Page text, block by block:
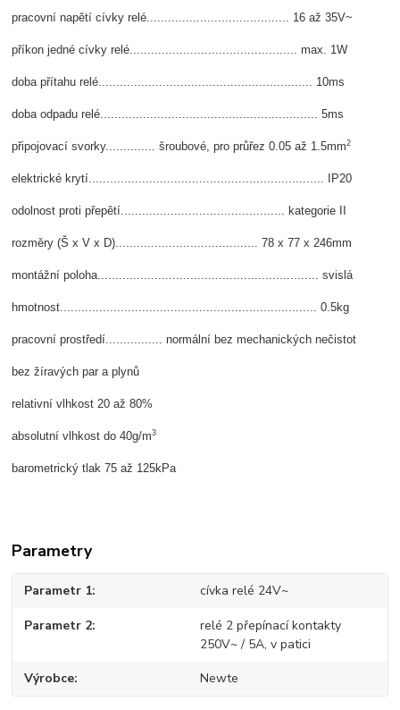
pracovní napětí cívky relé........................................ 16 až 35V~
příkon jedné cívky relé............................................... max. 1W
doba přítahu relé............................................................ 10ms
doba odpadu relé............................................................. 5ms
připojovací svorky.............. šroubové, pro průřez 0.05 až 1.5mm2
elektrické krytí.................................................................. IP20
odolnost proti přepětí.............................................. kategorie II
rozměry (Š x V x D)........................................ 78 x 77 x 246mm
montážní poloha.............................................................. svislá
hmotnost........................................................................ 0.5kg
pracovní prostředí................ normální bez mechanických nečistot
bez žíravých par a plynů
relativní vlhkost 20 až 80%
absolutní vlhkost do 40g/m3
barometrický tlak 75 až 125kPa
Parametry
Parametr 1 cívka relé 24V~
Parametr 2
relé 2 přepínací kontakty
250V~ / 5A, v patici
Výrobce Newte